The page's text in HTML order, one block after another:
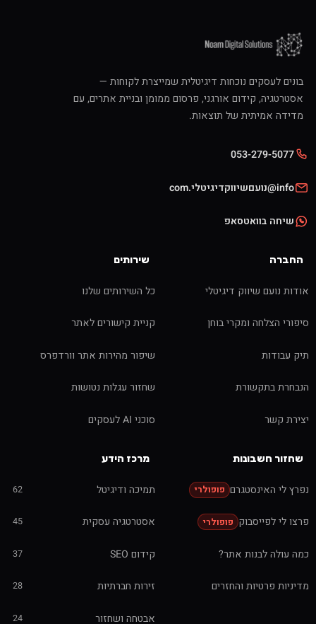
בונים לעסקים נוכחות דיגיטלית שמייצרת לקוחות —
אסטרטגיה, קידום אורגני, פרסום ממומן ובניית אתרים, עם
מדידה אמיתית של תוצאות.
053-279-5077
info@נועםשיווקדיגיטלי.com
שיחה בוואטסאפ
החברה
אודות נועם שיווק דיגיטלי
סיפורי הצלחה ומקרי בוחן
תיק עבודות
הנבחרת בתקשורת
יצירת קשר
שירותים
כל השירותים שלנו
קניית קישורים לאתר
שיפור מהירות אתר וורדפרס
שחזור עגלות נטושות
סוכני AI לעסקים
שחזור חשבונות
נפרץ לי האינסטגרם פופולרי
פרצו לי לפייסבוק פופולרי
כמה עולה לבנות אתר?
מדיניות פרטיות והחזרים
מרכז הידע
תמיכה ודיגיטל 62
אסטרטגיה עסקית 45
קידום SEO 37
זירות חברתיות 28
אבטחה ושחזור 24